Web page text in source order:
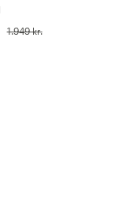
1.949 kr.